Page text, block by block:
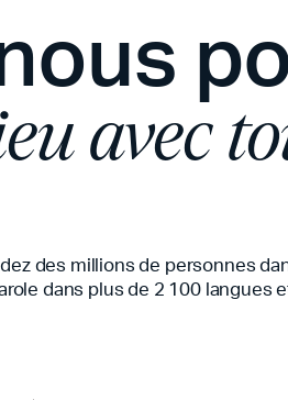
avec
des millions de personnes
dans plus de 2 100 langues